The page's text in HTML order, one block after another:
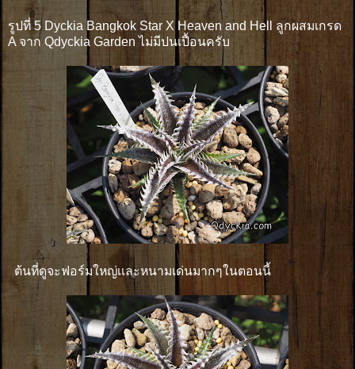
รูปที่ 5 Dyckia Bangkok Star X Heaven and Hell ลูกผสมเกรด
A จาก Qdyckia Garden ไม่มีปนเปื้อนครับ
ต้นที่ดูจะฟอร์มใหญ่เเละหนามเด่นมากๆในตอนนี้